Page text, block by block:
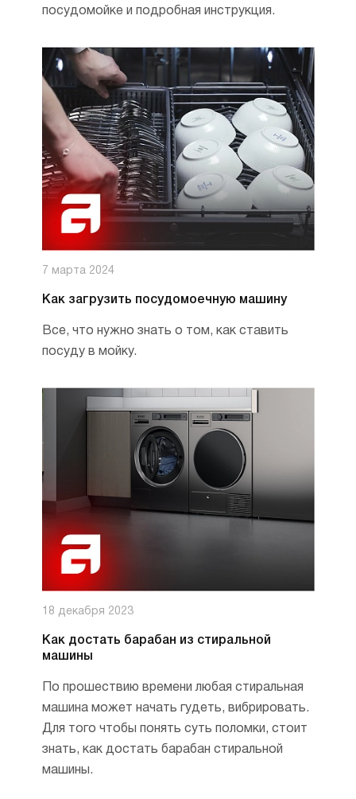
посудомойке и подробная инструкция.
7 марта 2024
Как загрузить посудомоечную машину
Все, что нужно знать о том, как ставить
посуду в мойку.
18 декабря 2023
Как достать барабан из стиральной
машины
По прошествию времени любая стиральная
машина может начать гудеть, вибрировать.
Для того чтобы понять суть поломки, стоит
знать, как достать барабан стиральной
машины.